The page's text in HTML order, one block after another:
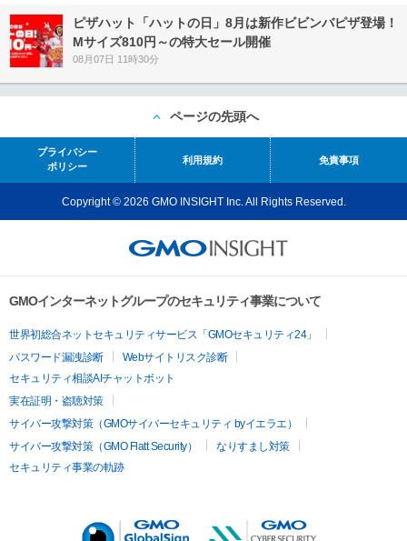
ピザハット「ハットの日」8月は新作ビビンバピザ登場！
Mサイズ810円～の特大セール開催
08月07日 11時30分
ページの先頭へ
プライバシー
ポリシー
利用規約 免責事項
Copyright © 2026 GMO INSIGHT Inc. All Rights Reserved.
GMOインターネットグループのセキュリティ事業について
世界初総合ネットセキュリティサービス「GMOセキュリティ24」
パスワード漏洩診断
Webサイトリスク診断
セキュリティ相談AIチャットボット
実在証明・盗聴対策
サイバー攻撃対策（GMOサイバーセキュリティ byイエラエ）
サイバー攻撃対策（GMO Flatt Security）
なりすまし対策
セキュリティ事業の軌跡